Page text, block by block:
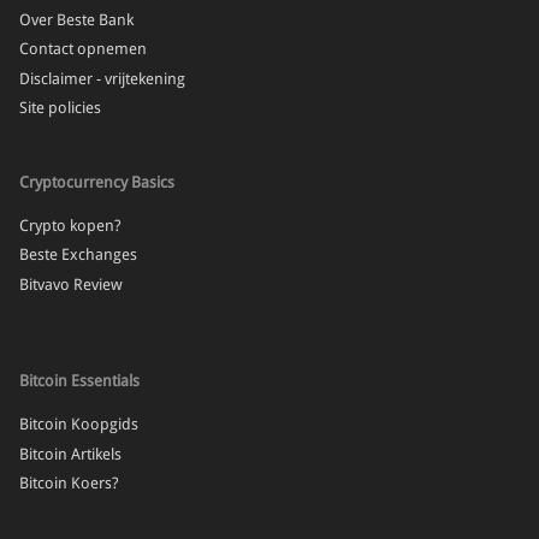
Over Beste Bank
Contact opnemen
Disclaimer - vrijtekening
Site policies
Cryptocurrency Basics
Crypto kopen?
Beste Exchanges
Bitvavo Review
Bitcoin Essentials
Bitcoin Koopgids
Bitcoin Artikels
Bitcoin Koers?